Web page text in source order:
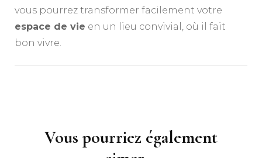
vous pourrez transformer facilement votre
espace de vie en un lieu convivial, où il fait
bon vivre.
Vous pourriez également